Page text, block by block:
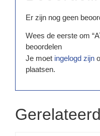
Er zijn nog geen
Wees de eerste om
beoordelen
Je moet ingelogd zijn
plaatsen.